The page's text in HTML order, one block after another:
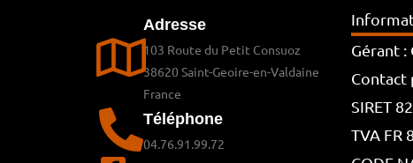
Adresse
103 Route du Petit Consuoz
38620 Saint-Geoire-en-Valdaine
France
Téléphone
04.76.91.99.72
Gérant :
Contact
SIRET
TVA FR